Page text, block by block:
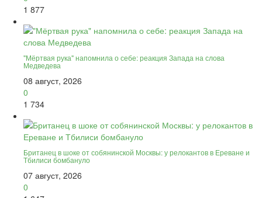
1 877
"Мёртвая рука" напомнила о себе: реакция Запада на слова
Медведева
08 август, 2026
0
1 734
Британец в шоке от собянинской Москвы: у релокантов в Ереване и
Тбилиси бомбануло
07 август, 2026
0